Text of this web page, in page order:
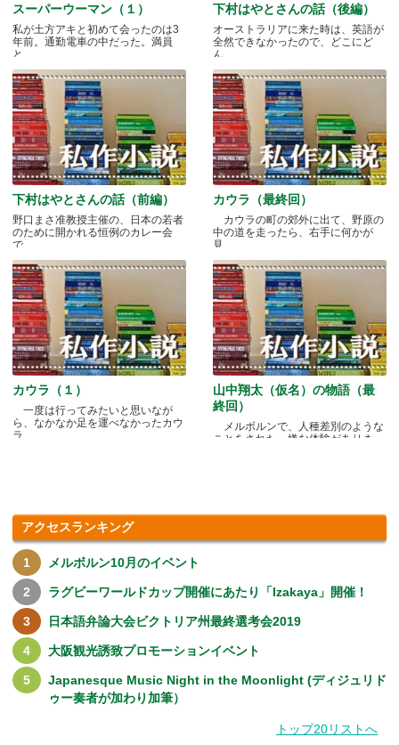
スーパーウーマン（１）
私が土方アキと初めて会ったのは3
年前。通勤電車の中だった。満員
と.....
下村はやとさんの話（後編）
オーストラリアに来た時は、英語が
全然できなかったので、どこにど
ん.....
下村はやとさんの話（前編）
野口まさ准教授主催の、日本の若者
のために開かれる恒例のカレー会
で.....
カウラ（最終回）
カウラの町の郊外に出て、野原の
中の道を走ったら、右手に何かが
見.....
カウラ（１）
一度は行ってみたいと思いなが
ら、なかなか足を運べなかったカウ
ラ.....
山中翔太（仮名）の物語（最
終回）
メルボルンで、人種差別のような
ことをされた、嫌な体験がありま
アクセスランキング
メルボルン10月のイベント
ラグビーワールドカップ開催にあたり「Izakaya」開催！
日本語弁論大会ビクトリア州最終選考会2019
大阪観光誘致プロモーションイベント
Japanesque Music Night in the Moonlight (ディジュリド
ゥー奏者が加わり加筆）
トップ20リストへ